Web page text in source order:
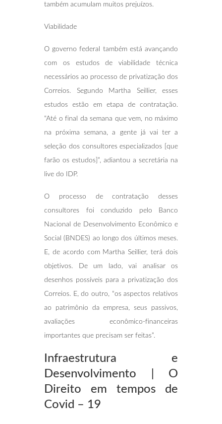
também acumulam muitos prejuízos.
Viabilidade
O governo federal também está avançando
com os estudos de viabilidade técnica
necessários ao processo de privatização dos
Correios. Segundo Martha Seillier, esses
estudos estão em etapa de contratação.
“Até o final da semana que vem, no máximo
na próxima semana, a gente já vai ter a
seleção dos consultores especializados [que
farão os estudos]”, adiantou a secretária na
live do IDP.
O processo de contratação desses
consultores foi conduzido pelo Banco
Nacional de Desenvolvimento Econômico e
Social (BNDES) ao longo dos últimos meses.
E, de acordo com Martha Seillier, terá dois
objetivos. De um lado, vai analisar os
desenhos possíveis para a privatização dos
Correios. E, do outro, “os aspectos relativos
ao patrimônio da empresa, seus passivos,
avaliações econômico-financeiras
importantes que precisam ser feitas”.
Infraestrutura e
Desenvolvimento | O
Direito em tempos de
Covid – 19